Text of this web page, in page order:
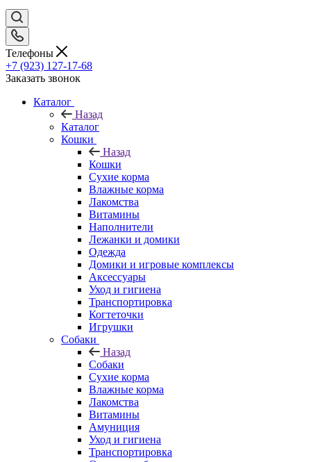
Телефоны
+7 (923) 127-17-68
Заказать звонок
Каталог
Назад
Каталог
Кошки
Назад
Кошки
Сухие корма
Влажные корма
Лакомства
Витамины
Наполнители
Лежанки и домики
Одежда
Домики и игровые комплексы
Аксессуары
Уход и гигиена
Транспортировка
Когтеточки
Игрушки
Собаки
Назад
Собаки
Сухие корма
Влажные корма
Лакомства
Витамины
Амуниция
Уход и гигиена
Транспортировка